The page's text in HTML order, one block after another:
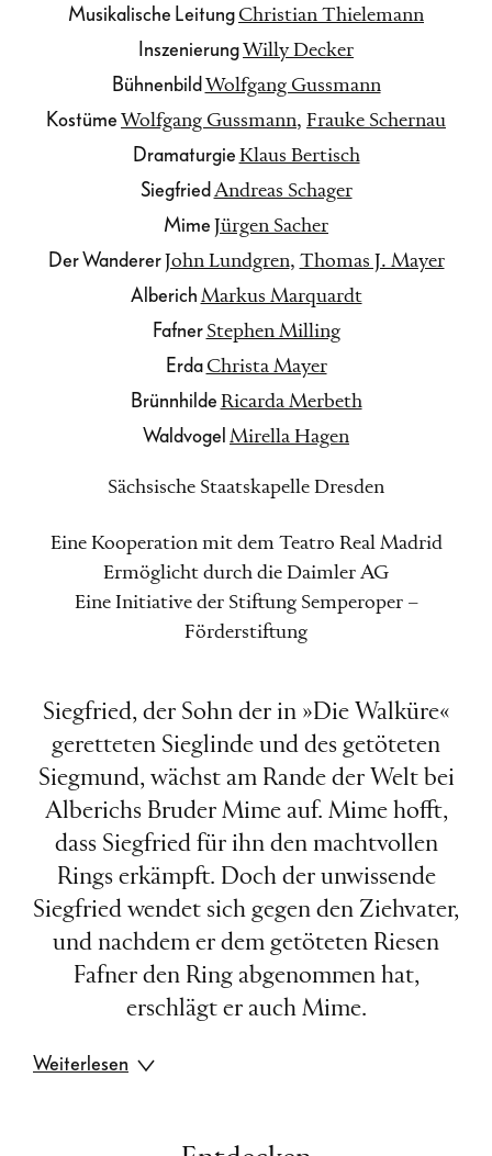
Siegfried, der Sohn der in »Die Walküre«
geretteten Sieglinde und des getöteten
Siegmund, wächst am Rande der Welt bei
Alberichs Bruder Mime auf. Mime hofft,
dass Siegfried für ihn den machtvollen
Rings erkämpft. Doch der unwissende
Siegfried wendet sich gegen den Ziehvater,
und nachdem er dem getöteten Riesen
Fafner den Ring abgenommen hat,
erschlägt er auch Mime.
Weiterlesen
Musikalische Leitung Christian Thielemann
InszenierungWilly Decker
Bühnenbild Wolfgang Gussmann
Kostüme Wolfgang Gussmann, Frauke Schernau
Dramaturgie Klaus Bertisch
Siegfried Andreas Schager
Mime Jürgen Sacher
Der WandererJohn Lundgren, Thomas J. Mayer
Alberich Markus Marquardt
Fafner Stephen Milling
Erda Christa Mayer
Brünnhilde Ricarda Merbeth
Waldvogel Mirella Hagen
Sächsische Staatskapelle Dresden
Eine Kooperation mit dem Teatro Real Madrid
Ermöglicht durch die Daimler AG
Eine Initiative der Stiftung Semperoper –
Förderstiftung